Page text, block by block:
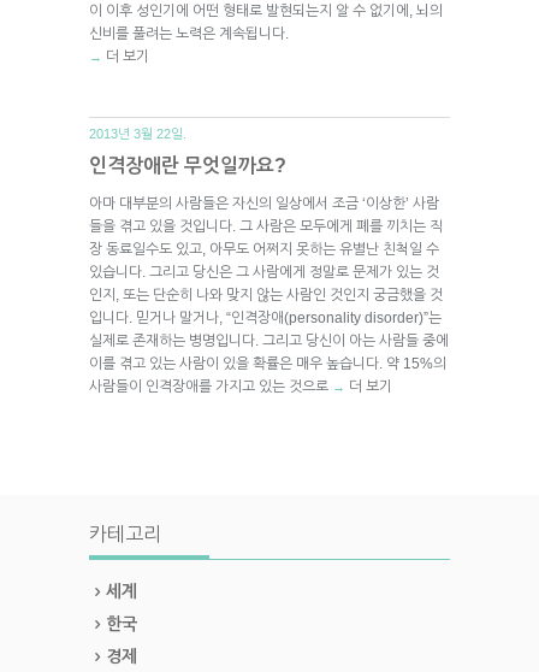
이 이후 성인기에 어떤 형태로 발현되는지 알 수 없기에, 뇌의
신비를 풀려는 노력은 계속됩니다.
→ 더 보기
2013년 3월 22일.
인격장애란 무엇일까요?
아마 대부분의 사람들은 자신의 일상에서 조금 ‘이상한’ 사람
들을 겪고 있을 것입니다. 그 사람은 모두에게 폐를 끼치는 직
장 동료일수도 있고, 아무도 어쩌지 못하는 유별난 친척일 수
있습니다. 그리고 당신은 그 사람에게 정말로 문제가 있는 것
인지, 또는 단순히 나와 맞지 않는 사람인 것인지 궁금했을 것
입니다. 믿거나 말거나, “인격장애(personality disorder)”는
실제로 존재하는 병명입니다. 그리고 당신이 아는 사람들 중에
이를 겪고 있는 사람이 있을 확률은 매우 높습니다. 약 15%의
사람들이 인격장애를 가지고 있는 것으로 → 더 보기
카테고리
세계
한국
경제